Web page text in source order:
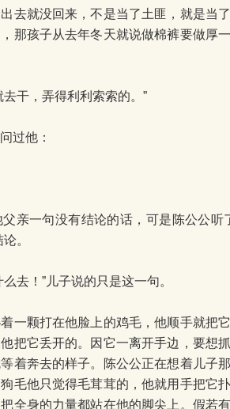
就没回来，不是当了土匪，就是当了
那孩子从去年冬天就说做棉裤要做厚
干，弄得利利索索的。”
过他：
一句没有结论的话，可是陈公公听
。
！”儿子说的只是这一句。
颗打在他脸上的鸡毛，他顺手就把
把它丢开的。因它一离开手边，要想
着奔去的样子。陈公公正在想着儿子
毛他只觉得毛茸茸的，他就用手把它
全身的力量都站在他的脚尖上。假若